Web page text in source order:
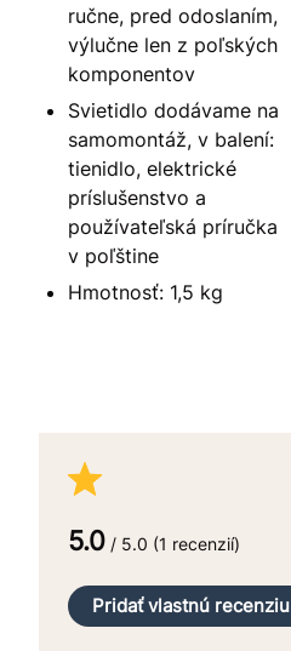
ručne, pred odoslaním,
výlučne len z poľských
komponentov
Svietidlo dodávame na
samomontáž, v balení:
tienidlo, elektrické
príslušenstvo a
používateľská príručka
v poľštine
Hmotnosť: 1,5 kg
5.0 / 5.0 (1 recenzií)
Pridať vlastnú recenziu